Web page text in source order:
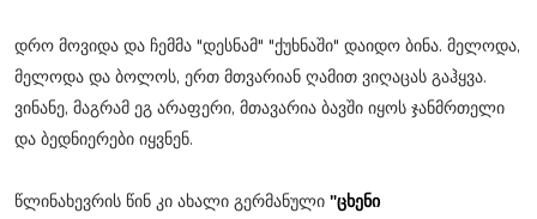
დრო მოვიდა და ჩემმა "დესნამ" "ქუხნაში" დაიდო ბინა. მელოდა,
მელოდა და ბოლოს, ერთ მთვარიან ღამით ვიღაცას გაჰყვა.
ვინანე, მაგრამ ეგ არაფერი, მთავარია ბავში იყოს ჯანმრთელი
და ბედნიერები იყვნენ.
წლინახევრის წინ კი ახალი გერმანული "ცხენი